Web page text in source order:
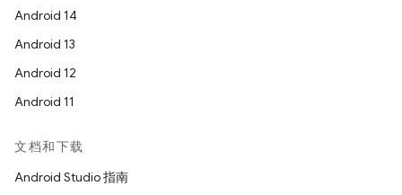
Android 14
Android 13
Android 12
Android 11
文档和下载
Android Studio 指南